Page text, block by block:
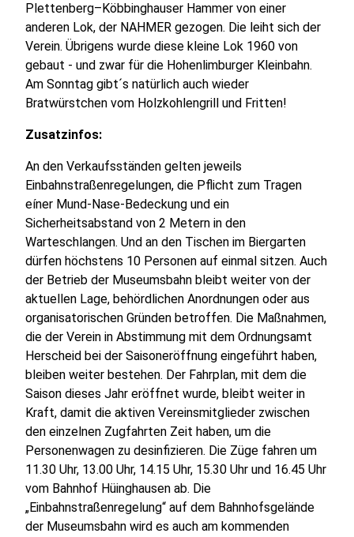
Plettenberg–Köbbinghauser Hammer von einer
anderen Lok, der NAHMER gezogen. Die leiht sich der
Verein. Übrigens wurde diese kleine Lok 1960 von
gebaut - und zwar für die Hohenlimburger Kleinbahn.
Am Sonntag gibt´s natürlich auch wieder
Bratwürstchen vom Holzkohlengrill und Fritten!
Zusatzinfos:
An den Verkaufsständen gelten jeweils
Einbahnstraßenregelungen, die Pflicht zum Tragen
eíner Mund-Nase-Bedeckung und ein
Sicherheitsabstand von 2 Metern in den
Warteschlangen. Und an den Tischen im Biergarten
dürfen höchstens 10 Personen auf einmal sitzen. Auch
der Betrieb der Museumsbahn bleibt weiter von der
aktuellen Lage, behördlichen Anordnungen oder aus
organisatorischen Gründen betroffen. Die Maßnahmen,
die der Verein in Abstimmung mit dem Ordnungsamt
Herscheid bei der Saisoneröffnung eingeführt haben,
bleiben weiter bestehen. Der Fahrplan, mit dem die
Saison dieses Jahr eröffnet wurde, bleibt weiter in
Kraft, damit die aktiven Vereinsmitglieder zwischen
den einzelnen Zugfahrten Zeit haben, um die
Personenwagen zu desinfizieren. Die Züge fahren um
11.30 Uhr, 13.00 Uhr, 14.15 Uhr, 15.30 Uhr und 16.45 Uhr
vom Bahnhof Hüinghausen ab. Die
„Einbahnstraßenregelung“ auf dem Bahnhofsgelände
der Museumsbahn wird es auch am kommenden